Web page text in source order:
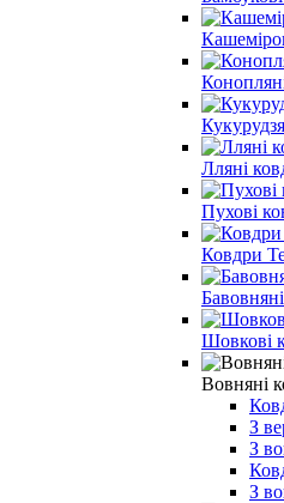
Лляні
Пухові
Ковдри
Шовкові
Вовняні
З
З
З